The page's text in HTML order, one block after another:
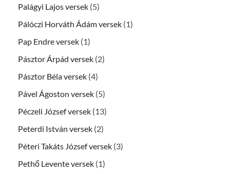
Palágyi Lajos versek (5)
Pálóczi Horváth Ádám versek (1)
Pap Endre versek (1)
Pásztor Árpád versek (2)
Pásztor Béla versek (4)
Pável Ágoston versek (5)
Péczeli József versek (13)
Peterdi István versek (2)
Péteri Takáts József versek (3)
Pethő Levente versek (1)